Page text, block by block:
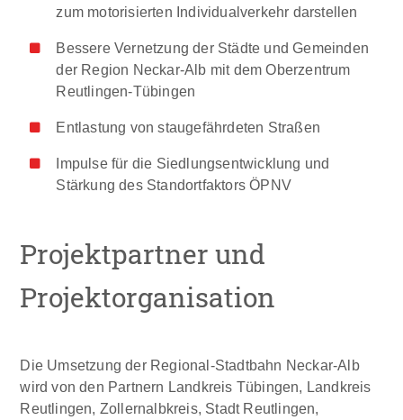
zum motorisierten Individualverkehr darstellen
Bessere Vernetzung der Städte und Gemeinden
der Region Neckar-Alb mit dem Oberzentrum
Reutlingen-Tübingen
Entlastung von staugefährdeten Straßen
Impulse für die Siedlungsentwicklung und
Stärkung des Standortfaktors ÖPNV
Projektpartner und
Projektorganisation
Die Umsetzung der Regional-Stadtbahn Neckar-Alb
wird von den Partnern Landkreis Tübingen, Landkreis
Reutlingen, Zollernalbkreis, Stadt Reutlingen,